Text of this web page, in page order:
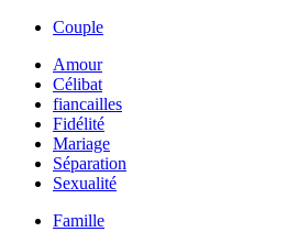
Couple
Amour
Célibat
fiancailles
Fidélité
Mariage
Séparation
Sexualité
Famille